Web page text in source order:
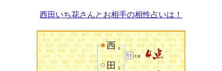
西田いち花さんとお相手の相性占いは！